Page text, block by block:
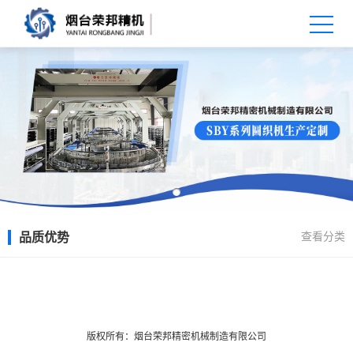
品质优势 查看分类
版权所有：烟台荣邦精密机械制造有限公司